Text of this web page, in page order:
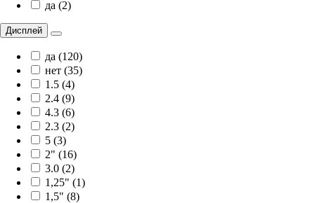
да (2)
Дисплей
да (120)
нет (35)
1.5 (4)
2.4 (9)
4.3 (6)
2.3 (2)
5 (3)
2" (16)
3.0 (2)
1,25" (1)
1,5" (8)